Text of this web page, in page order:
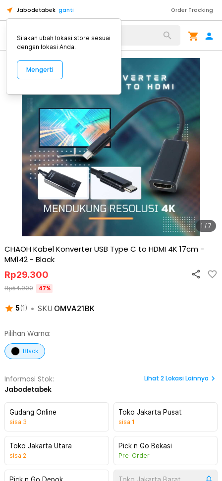
Jabodetabek ganti Order Tracking
Alat Kopi
1 / 7
CHAOH Kabel Konverter USB Type C to HDMI 4K 17cm -
MM142 - Black
5(1 ) • SKU OMVA21BK
Rp29.300
Rp54.900 47%
Pilihan Warna:
Black
Informasi Stok:
Jabodetabek
Lihat 2Lokasi Lainnya
Gudang Online
sisa 3
Toko Jakarta Pusat
sisa 1
Toko Jakarta Utara
sisa 2
Pick n Go Bekasi
Pre-Order
Silakan ubah lokasi store sesuai
dengan lokasi Anda.
Mengerti